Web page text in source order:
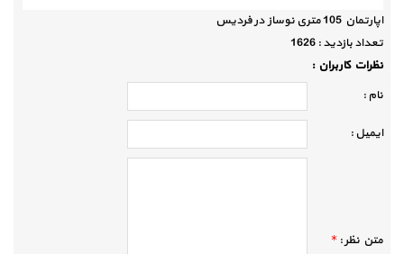
اپارتمان 105 متری نوساز در فردیس
تعداد بازديد :1626
نظرات كاربران :
نام :
ايميل :
متن نظر :*